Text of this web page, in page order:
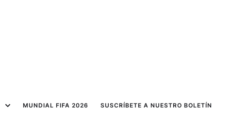
MUNDIAL FIFA 2026 SUSCRÍBETE A NUESTRO BOLETÍN